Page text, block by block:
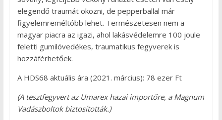
elegendő traumát okozni, de pepperballal már
figyelemreméltóbb lehet. Természetesen nem a
magyar piacra az igazi, ahol lakásvédelemre 100 joule
feletti gumilövedékes, traumatikus fegyverek is
hozzáférhetőek.
A HDS68 aktuális ára (2021. március): 78 ezer Ft
(A tesztfegyvert az Umarex hazai importőre, a Magnum
Vadászboltok biztosították.)